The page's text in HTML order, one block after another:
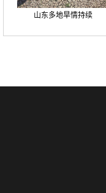
山东多地旱情持续